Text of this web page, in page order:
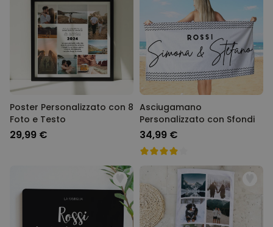
Poster Personalizzato con 8
Foto e Testo
29,99 €
Asciugamano
Personalizzato con Sfondi
34,99 €